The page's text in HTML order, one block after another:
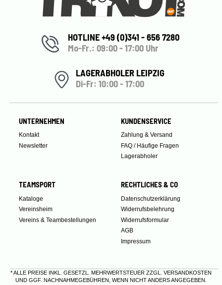
HOTLINE +49 (0)341 - 656 7280
Mo-Fr.: 09:00 - 17:00 Uhr
LAGERABHOLER LEIPZIG
Di-Fr: 10:00 - 17:00
UNTERNEHMEN
Kontakt
Newsletter
KUNDENSERVICE
Zahlung & Versand
FAQ / Häufige Fragen
Lagerabholer
TEAMSPORT
Kataloge
Vereinsheim
Vereins & Teambestellungen
RECHTLICHES & CO
Datenschutzerklärung
Widerrufsbelehrung
Widerrufsformular
AGB
Impressum
* ALLE PREISE INKL. GESETZL. MEHRWERTSTEUER ZZGL. VERSANDKOSTEN
UND GGF. NACHNAHMEGEBÜHREN, WENN NICHT ANDERS ANGEGEBEN.